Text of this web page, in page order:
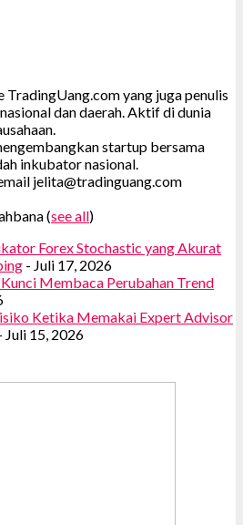
yang juga penulis
dan daerah. Aktif di dunia
startup bersama
inkubator nasional.
jelita@tradinguang.com
(see all)
Forex Stochastic yang Akurat
- Juli 17, 2026
Membaca Perubahan Trend
Ketika Memakai Expert Advisor
Juli 15, 2026